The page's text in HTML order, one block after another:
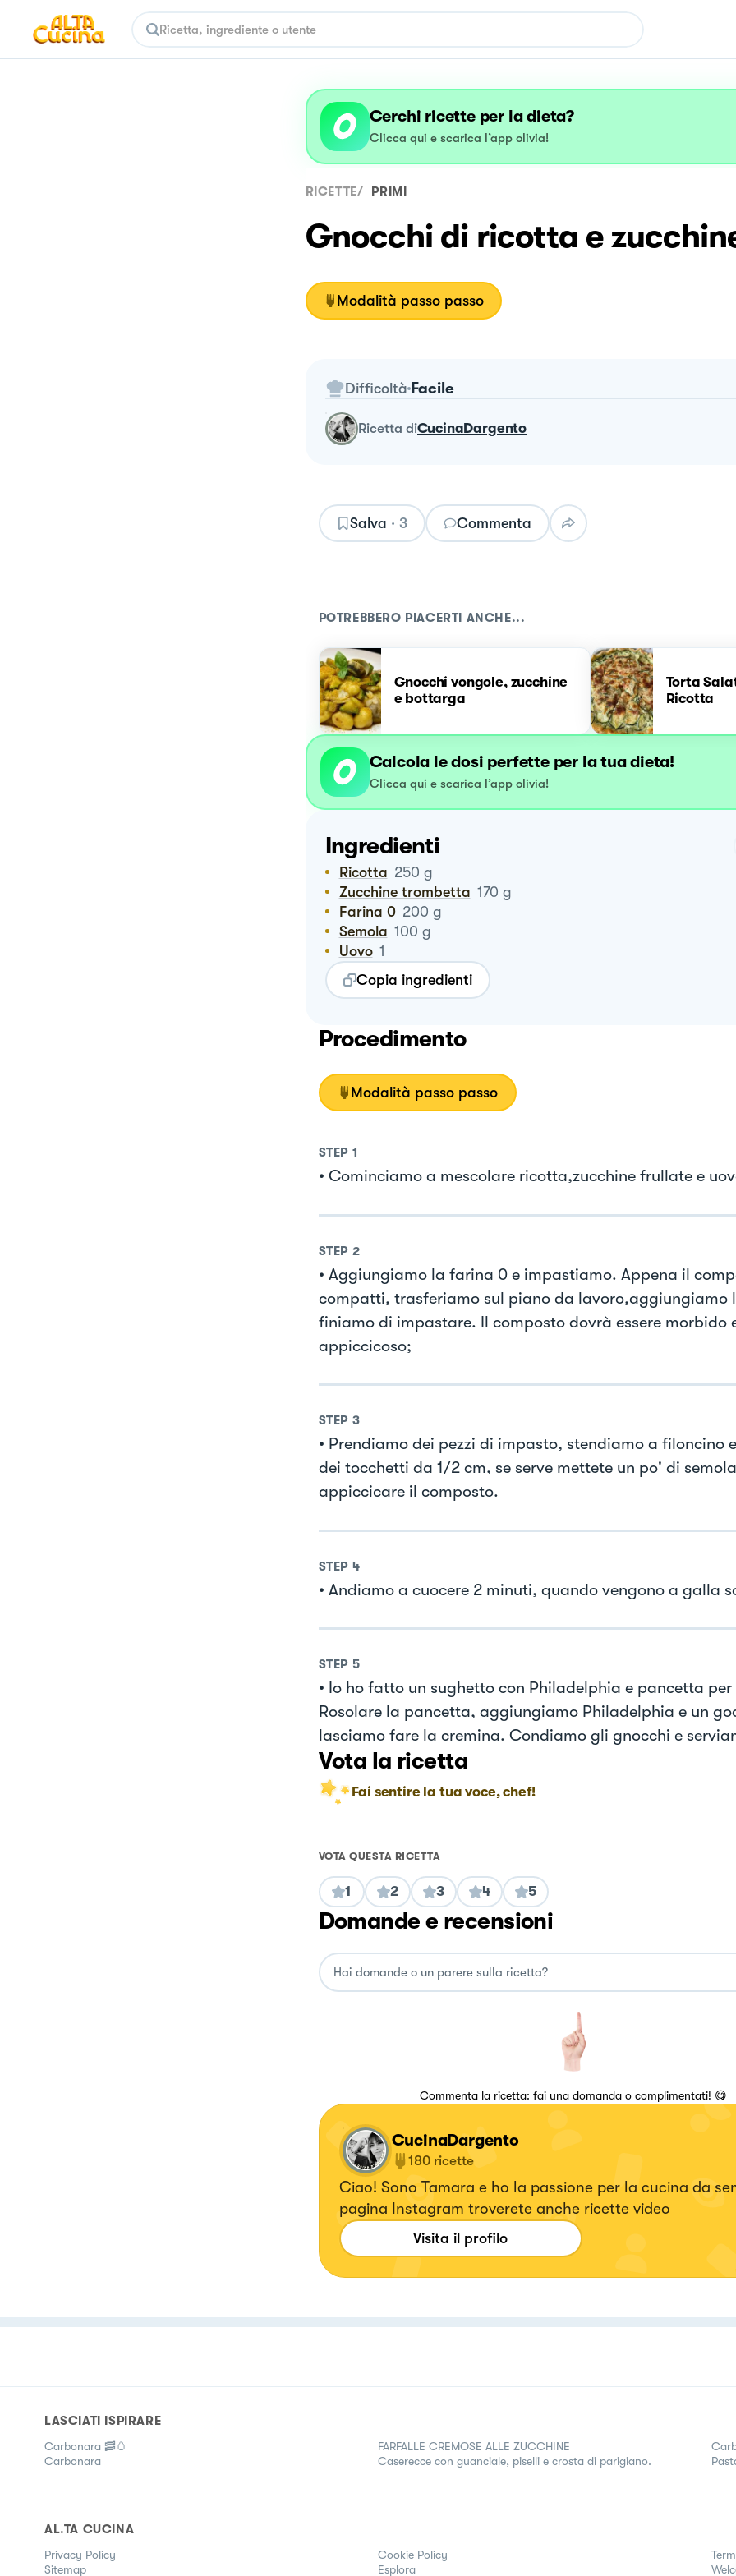
Cerchi ricette per la dieta?
Clicca qui e scarica l’app olivia!
RICETTE/ PRIMI
Gnocchi di ricotta e
Modalità passo passo
Difficoltà Facile
ricetta diCucinaDargento
Salva · 3 Commenta
POTREBBERO PIACERTI ANCHE...
Gnocchi vongole, zucchine
e bottarga
Torta
Ricotta
Calcola le dosi perfette per la tua dieta!
Clicca qui e scarica l’app olivia!
Ingredienti
Ricotta 250 g
Zucchine trombetta 170 g
Farina 0 200 g
Semola 100 g
Uovo 1
Copia ingredienti
Procedimento
Modalità passo passo
STEP 1
• Cominciamo a mescolare ricotta,zucchine frullate e
STEP 2
• Aggiungiamo la farina 0 e impastiamo. Appena il
compatti, trasferiamo sul piano da lavoro,aggiungiamo
finiamo di impastare. Il composto dovrà essere morbido
appiccicoso;
STEP 3
• Prendiamo dei pezzi di impasto, stendiamo a filoncino
dei tocchetti da 1/2 cm, se serve mettete un po' di
appiccicare il composto.
STEP 4
• Andiamo a cuocere 2 minuti, quando vengono a galla
STEP 5
• Io ho fatto un sughetto con Philadelphia e pancetta
Rosolare la pancetta, aggiungiamo Philadelphia e un
lasciamo fare la cremina. Condiamo gli gnocchi e
Vota la ricetta
Fai sentire la tua voce, chef!
VOTA QUESTA RICETTA
1 2 3 4 5
Domande e recensioni
Commenta la ricetta: fai una domanda o complimentati! 😋
CucinaDargento
180 ricette
Ciao! Sono Tamara e ho la passione per la cucina da
pagina Instagram troverete anche ricette video
Visita il profilo
LASCIATI ISPIRARE
Carbonara 🥓🥚
Carbonara
FARFALLE CREMOSE ALLE ZUCCHINE
Caserecce con guanciale, piselli e crosta di parigiano.
AL.TA CUCINA
Privacy Policy Cookie Policy
Sitemap
Esplora